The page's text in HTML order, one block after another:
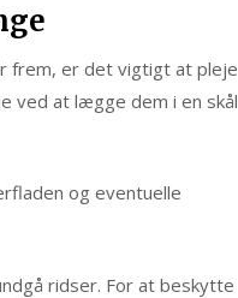
frem, er det vigtigt at pleje
ved at lægge dem i en skål
og eventuelle
ridser. For at beskytte